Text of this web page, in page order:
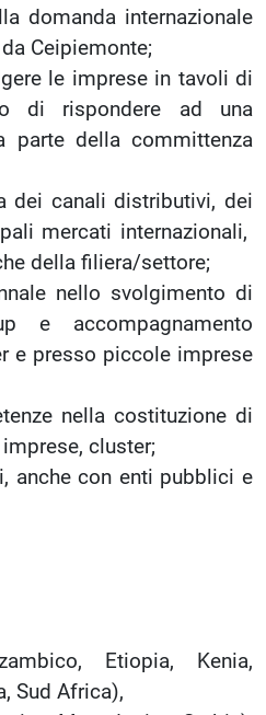
domanda internazionale
Ceipiemonte;
le imprese in tavoli di
di rispondere ad una
parte della committenza
canali distributivi, dei
mercati internazionali,
della filiera/settore;
nello svolgimento di
e accompagnamento
e presso piccole imprese
nella costituzione di
cluster;
con enti pubblici e
Etiopia, Kenia,
Sud Africa),